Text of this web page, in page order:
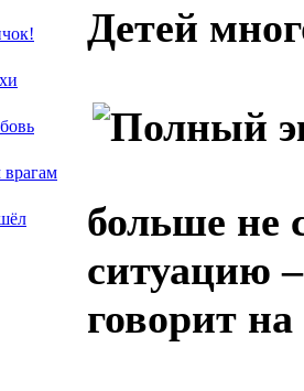
Детей
больше не
ситуацию
говорит